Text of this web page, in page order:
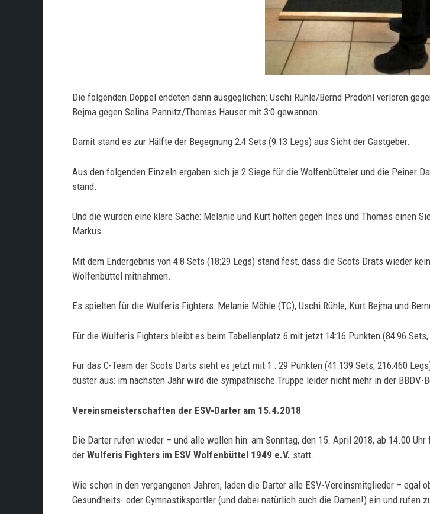
Die folgenden Doppel endeten dann ausgeglichen: Uschi Rühle/Bernd Prodöhl verloren
Bejma gegen Selina Pannitz/Thomas Hauser mit 3:0 gewannen.
Damit stand es zur Hälfte der Begegnung 2:4 Sets (9:13 Legs) aus Sicht der Gastgeber.
Aus den folgenden Einzeln ergaben sich je 2 Siege für die Wolfenbütteler und die Peiner
stand.
Und die wurden eine klare Sache: Melanie und Kurt holten gegen Ines und Thomas einen
Markus.
Mit dem Endergebnis von 4:8 Sets (18:29 Legs) stand fest, dass die Scots Drats wieder
Wolfenbüttel mitnahmen.
Es spielten für die Wulferis Fighters: Melanie Möhle (TC), Uschi Rühle, Kurt Bejma und
Für die Wulferis Fighters bleibt es beim Tabellenplatz 6 mit jetzt 14:16 Punkten (84:96 Sets,
Für das C-Team der Scots Darts sieht es jetzt mit 1 : 29 Punkten (41:139 Sets, 216:460
düster aus: im nächsten Jahr wird die sympathische Truppe leider nicht mehr in der BBDV-
Vereinsmeisterschaften der ESV-Darter am 15.4.2018
Die Darter rufen wieder – und alle wollen hin: am Sonntag, den 15. April 2018, ab 14.00
der Wulferis Fighters im ESV Wolfenbüttel 1949 e.V. statt.
Wie schon in den vergangenen Jahren, laden die Darter alle ESV-Vereinsmitglieder – egal
Gesundheits- oder Gymnastiksportler (und dabei natürlich auch die Damen!) ein und rufen